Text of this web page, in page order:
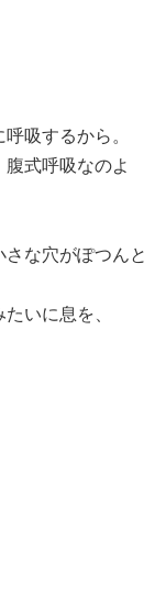
吸するから。
式呼吸なのよ
な穴がぽつんと
いに息を、